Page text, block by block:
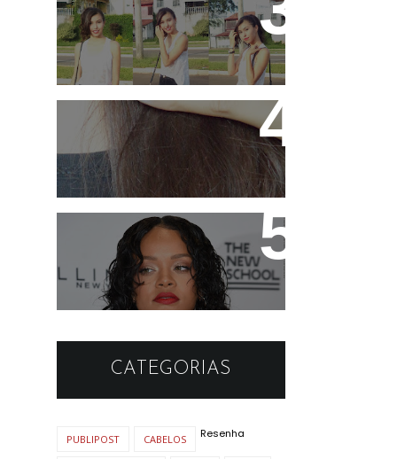
3 ideias de looks para
ir pra escola!
Hidratando o cabelo
com Leite !
Qual o melhor corte
para cabelo
ondulado? 42
inspirações para
realçar suas ondas!
CATEGORIAS
PUBLIPOST CABELOS Resenha